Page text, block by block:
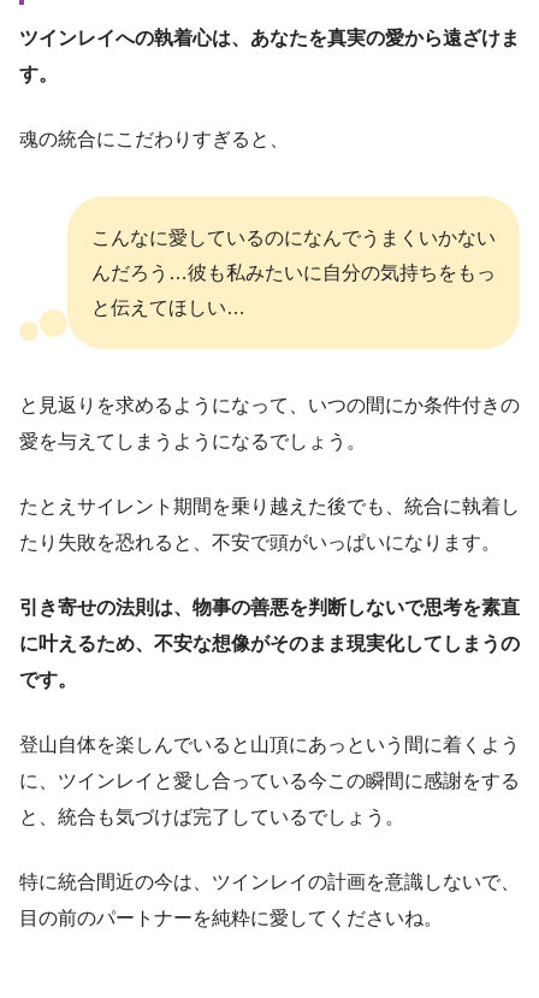
ツインレイへの執着心は、あなたを真実の愛から遠ざけま
す。
魂の統合にこだわりすぎると、
こんなに愛しているのになんでうまくいかない
んだろう…彼も私みたいに自分の気持ちをもっ
と伝えてほしい…
と見返りを求めるようになって、いつの間にか条件付きの
愛を与えてしまうようになるでしょう。
たとえサイレント期間を乗り越えた後でも、統合に執着し
たり失敗を恐れると、不安で頭がいっぱいになります。
引き寄せの法則は、物事の善悪を判断しないで思考を素直
に叶えるため、不安な想像がそのまま現実化してしまうの
です。
登山自体を楽しんでいると山頂にあっという間に着くよう
に、ツインレイと愛し合っている今この瞬間に感謝をする
と、統合も気づけば完了しているでしょう。
特に統合間近の今は、ツインレイの計画を意識しないで、
目の前のパートナーを純粋に愛してくださいね。